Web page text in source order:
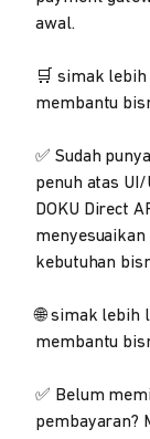
awal.
🛒 simak
membantu
✅ Sudah
penuh atas
DOKU Direct
kebutuhan
🌐 simak lebih
membantu
✅ Belum
pembayaran?